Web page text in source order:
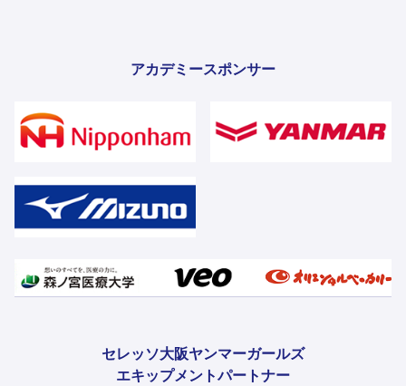
アカデミースポンサー
セレッソ大阪ヤンマーガールズ
エキップメントパートナー